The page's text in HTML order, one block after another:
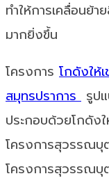
ทำให้การเคลื่อนย้า
มากยิ่งขึ้น
โครงการ โกดังให้
สมุทรปราการ รูป
ประกอบด้วยโกดัง
โครงการสุวรรณบุ
โครงการสุวรรณบุ